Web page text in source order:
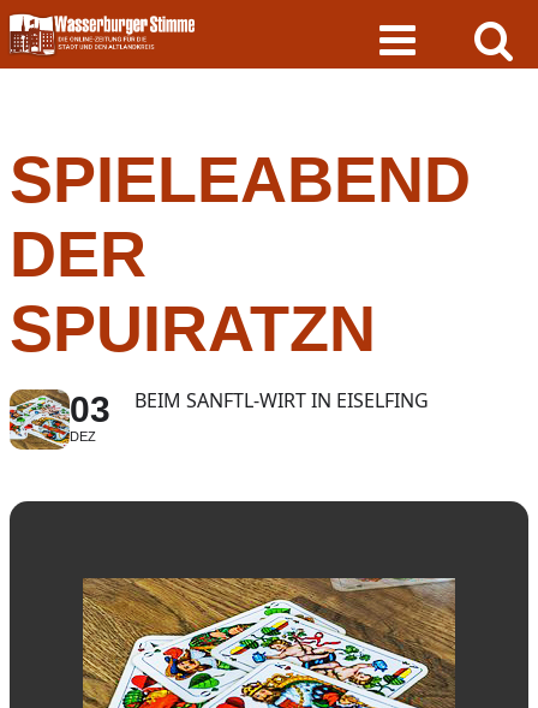
Skip
to
content
SPIELEABEND
DER
SPUIRATZN
03
DEZ
BEIM SANFTL-WIRT IN EISELFING